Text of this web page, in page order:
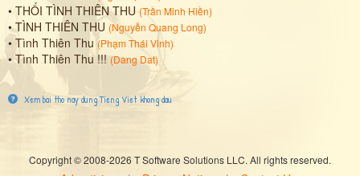
• THỔI TÌNH THIÊN THU (Trần Minh Hiền)
•TÌNH THIÊN THU (Nguyễn Quang Long)
• Tình Thiên Thu (Phạm Thái Vinh)
•Tình Thiên Thu !!! (Dang Dat)
Xem bai tho nay dung Tieng Viet khong dau
Copyright © 2008-2026 T Software Solutions LLC. All rights reserved.